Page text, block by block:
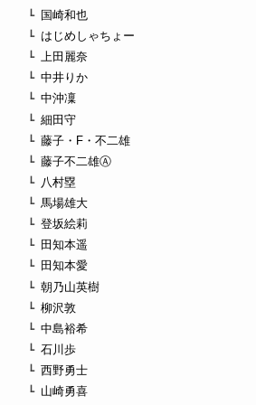
国崎和也
はじめしゃちょー
上田麗奈
中井りか
中沖凜
細田守
藤子・F・不二雄
藤子不二雄Ⓐ
八村塁
馬場雄大
登坂絵莉
田知本遥
田知本愛
朝乃山英樹
柳沢敦
中島裕希
石川歩
西野勇士
山崎勇喜